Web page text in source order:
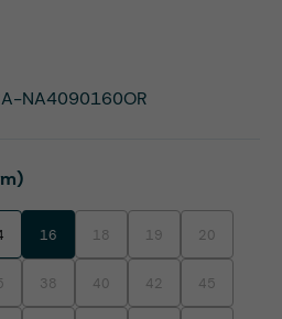
16 18(This option is currently
19(This option is
20(This option
unavailable.)
is currently unavailable.)
option is currently unavailable.)
38(This option is currently unavailable.)
40(This option is currently
42(This option is
45(This option
NA4090160OR